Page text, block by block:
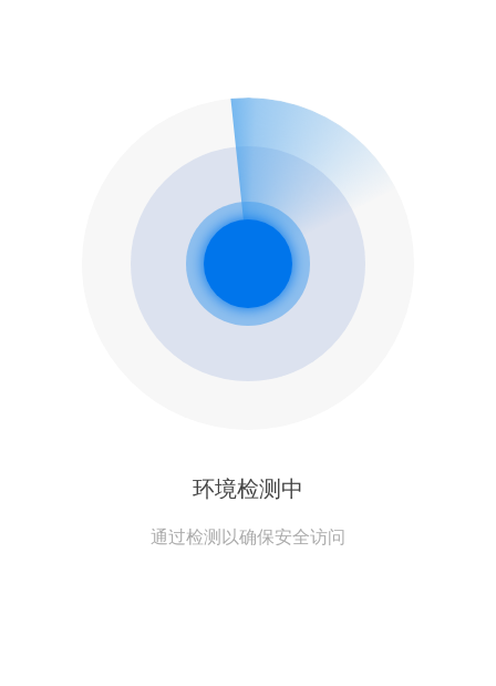
环境检测中
通过检测以确保安全访问